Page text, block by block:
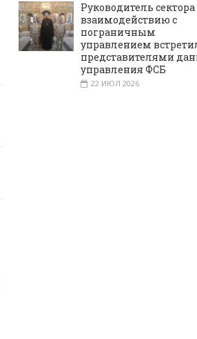
Руководитель сектора
взаимодействию с
пограничным
управлением
представителями
управления ФСБ
22 ИЮЛ 2026